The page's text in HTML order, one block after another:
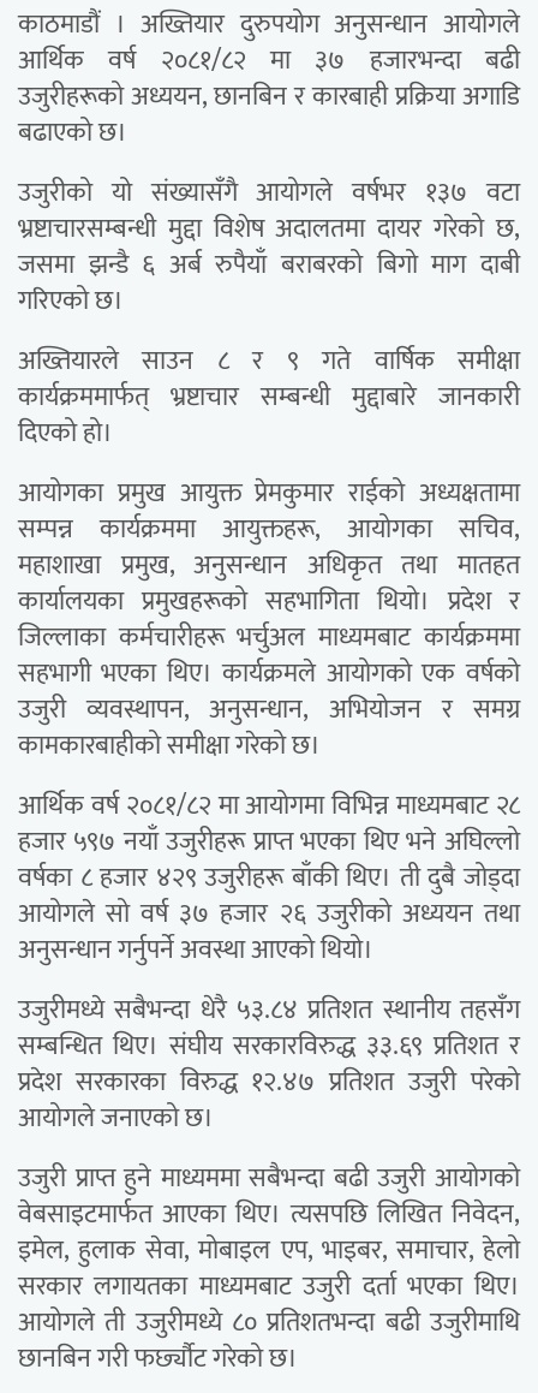
काठमाडौं । अख्तियार दुरुपयोग अनुसन्धान आयोगले
आर्थिक वर्ष २०८१/८२ मा ३७ हजारभन्दा बढी
उजुरीहरूको अध्ययन, छानबिन र कारबाही प्रक्रिया अगाडि
बढाएको छ।
उजुरीको यो संख्यासँगै आयोगले वर्षभर १३७ वटा
भ्रष्टाचारसम्बन्धी मुद्दा विशेष अदालतमा दायर गरेको छ,
जसमा झन्डै ६ अर्ब रुपैयाँ बराबरको बिगो माग दाबी
गरिएको छ।
अख्तियारले साउन ८ र ९ गते वार्षिक समीक्षा
कार्यक्रममार्फत् भ्रष्टाचार सम्बन्धी मुद्दाबारे जानकारी
दिएको हो।
आयोगका प्रमुख आयुक्त प्रेमकुमार राईको अध्यक्षतामा
सम्पन्न कार्यक्रममा आयुक्तहरू, आयोगका सचिव,
महाशाखा प्रमुख, अनुसन्धान अधिकृत तथा मातहत
कार्यालयका प्रमुखहरूको सहभागिता थियो। प्रदेश र
जिल्लाका कर्मचारीहरू भर्चुअल माध्यमबाट कार्यक्रममा
सहभागी भएका थिए। कार्यक्रमले आयोगको एक वर्षको
उजुरी व्यवस्थापन, अनुसन्धान, अभियोजन र समग्र
कामकारबाहीको समीक्षा गरेको छ।
आर्थिक वर्ष २०८१/८२ मा आयोगमा विभिन्न माध्यमबाट २८
हजार ५९७ नयाँ उजुरीहरू प्राप्त भएका थिए भने अघिल्लो
वर्षका ८ हजार ४२९ उजुरीहरू बाँकी थिए। ती दुबै जोड्दा
आयोगले सो वर्ष ३७ हजार २६ उजुरीको अध्ययन तथा
अनुसन्धान गर्नुपर्ने अवस्था आएको थियो।
उजुरीमध्ये सबैभन्दा धेरै ५३.८४ प्रतिशत स्थानीय तहसँग
सम्बन्धित थिए। संघीय सरकारविरुद्ध ३३.६९ प्रतिशत र
प्रदेश सरकारका विरुद्ध १२.४७ प्रतिशत उजुरी परेको
आयोगले जनाएको छ।
उजुरी प्राप्त हुने माध्यममा सबैभन्दा बढी उजुरी आयोगको
वेबसाइटमार्फत आएका थिए। त्यसपछि लिखित निवेदन,
इमेल, हुलाक सेवा, मोबाइल एप, भाइबर, समाचार, हेलो
सरकार लगायतका माध्यमबाट उजुरी दर्ता भएका थिए।
आयोगले ती उजुरीमध्ये ८० प्रतिशतभन्दा बढी उजुरीमाथि
छानबिन गरी फर्छ्यौट गरेको छ।